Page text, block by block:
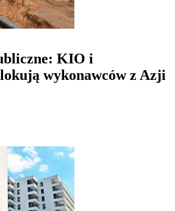
KIO i
wykonawców z Azji